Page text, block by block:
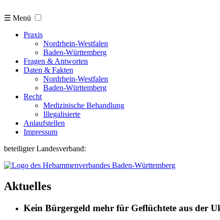
☰ Menü
Praxis
Nordrhein-Westfalen
Baden-Württemberg
Fragen & Antworten
Daten & Fakten
Nordrhein-Westfalen
Baden-Württemberg
Recht
Medizinische Behandlung
Illegalisierte
Anlaufstellen
Impressum
beteiligter Landesverband:
Aktuelles
Kein Bürgergeld mehr für Geflüchtete aus der